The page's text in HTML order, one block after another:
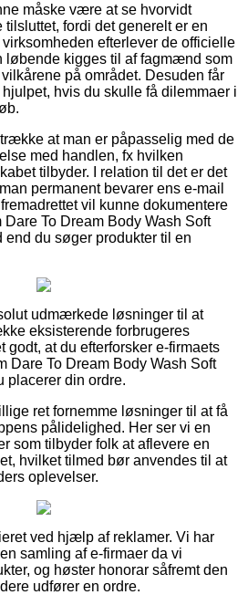
måske være at se hvorvidt
fordi det generelt er en
efterlever de officielle
løbende kigges til af fagmænd som
på området. Desuden får
hvis du skulle få dilemmaer i
at man er påpasselig med de
med handlen, fx hvilken
tilbyder. I relation til det er det
permanent bevarer ens e-mail
vil kunne dokumentere
To Dream Body Wash Soft
du søger produkter til en
udmærkede løsninger til at
eksisterende forbrugeres
godt, at du efterforsker e-firmaets
Dare To Dream Body Wash Soft
placerer din ordre.
ret fornemme løsninger til at få
pålidelighed. Her ser vi en
som tilbyder folk at aflevere en
hvilket tilmed bør anvendes til at
oplevelser.
ved hjælp af reklamer. Vi har
samling af e-firmaer da vi
og høster honorar såfremt den
udfører en ordre.